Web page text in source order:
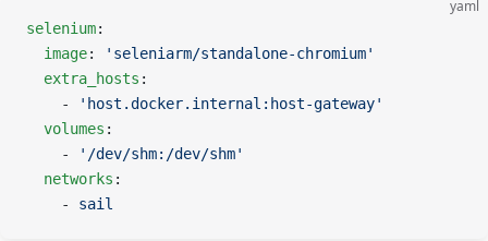
yaml
selenium:
  image
:
'seleniarm/standalone-chromium'
  extra_hosts
:
    -
'host.docker.internal:host-gateway'
  volumes
:
    -
'/dev/shm:/dev/shm'
  networks
:
    -
sail